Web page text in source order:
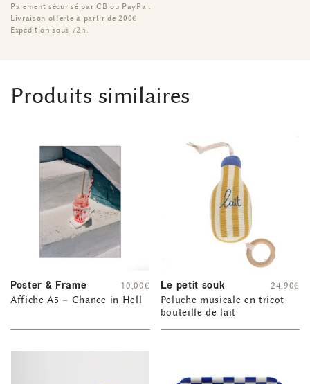
Paiement sécurisé par CB ou PayPal.
Livraison offerte à partir de 200€
Expédition sous 72h.
Produits similaires
Poster & Frame
Affiche A5 – Chance in Hell
10,00€ Le petit souk
Peluche musicale en tricot
bouteille de lait
24,90€